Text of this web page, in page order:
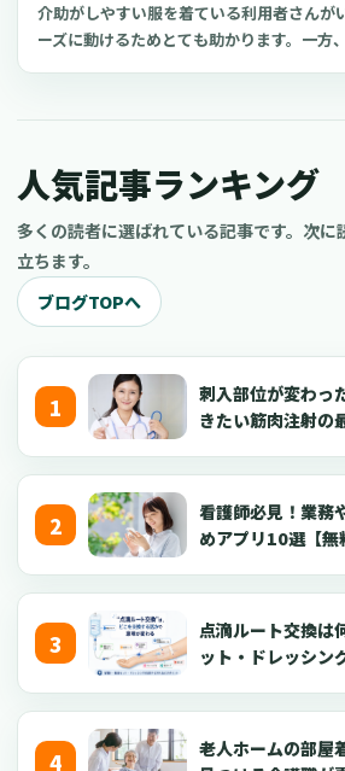
介助がしやすい服を着ている利用者さんが
ーズに動けるためとても助かります。一方
ムを中心に、老人ホームに入所した利用者
人気記事ランキング
多くの読者に選ばれている記事です。次に
立ちます。
ブログTOPへ
刺入部位が変わっ
きたい筋肉注射の
看護師必見！業務
めアプリ10選【無
点滴ルート交換は
ット・ドレッシン
老人ホームの部屋